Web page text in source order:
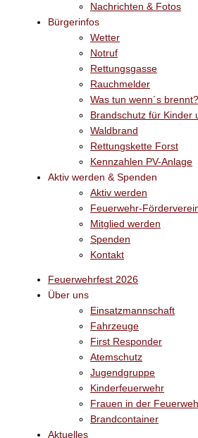
Nachrichten & Fotos
Bürgerinfos
Wetter
Notruf
Rettungsgasse
Rauchmelder
Was tun wenn´s brennt?
Brandschutz für Kinder
Waldbrand
Rettungskette Forst
Kennzahlen PV-Anlage
Aktiv werden & Spenden
Aktiv werden
Feuerwehr-
Mitglied werden
Spenden
Kontakt
Feuerwehrfest 2026
Über uns
Einsatzmannschaft
Fahrzeuge
First Responder
Atemschutz
Jugendgruppe
Kinderfeuerwehr
Frauen in der
Brandcontainer
Aktuelles